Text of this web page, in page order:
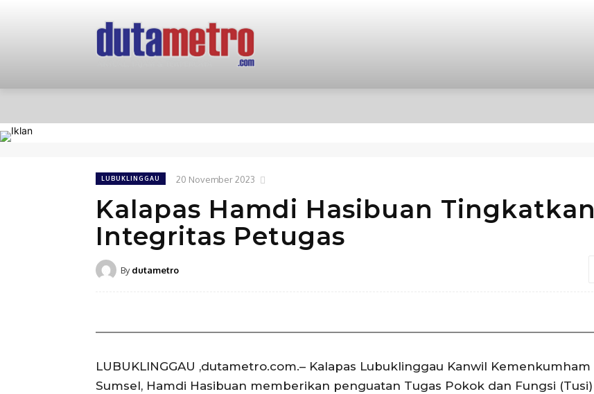
LUBUKLINGGAU 20 November 2023
Kalapas Hamdi Hasibuan Tingkatkan
Integritas Petugas
By dutametro
LUBUKLINGGAU ,dutametro.com.– Kalapas Lubuklinggau Kanwil Kemenkumham
Sumsel, Hamdi Hasibuan memberikan penguatan Tugas Pokok dan Fungsi (Tusi)